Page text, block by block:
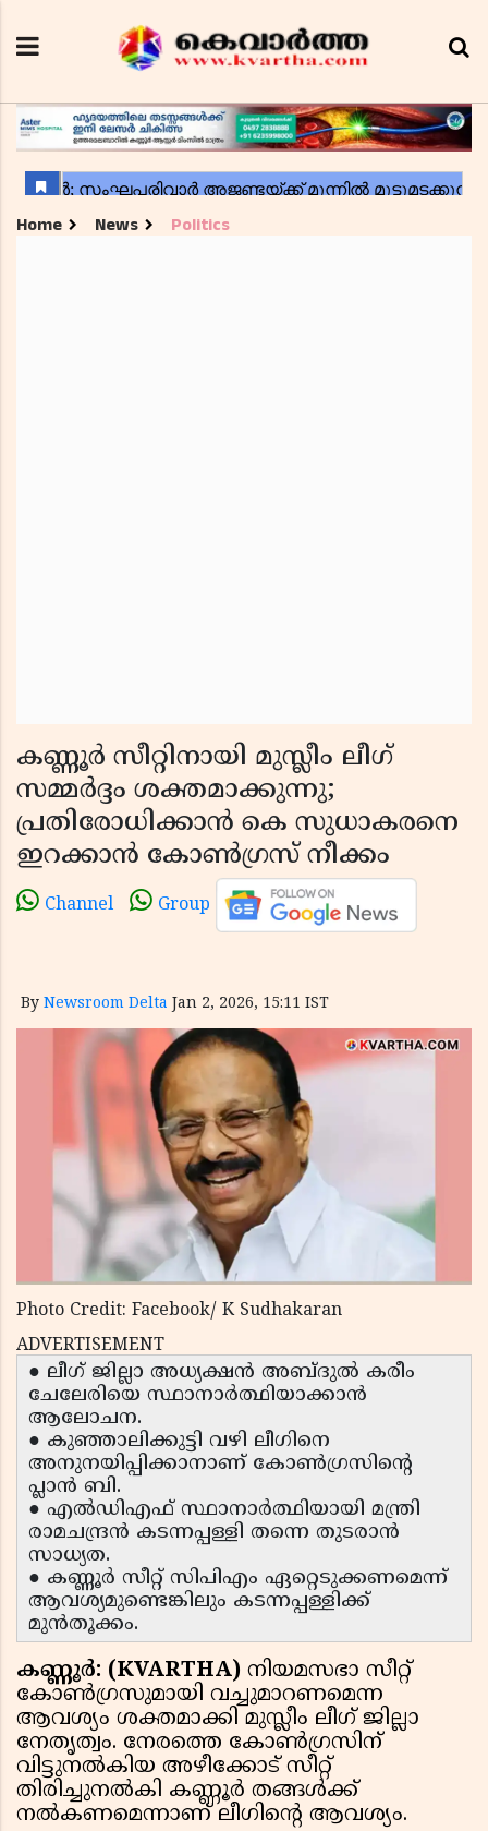
Home News Politics
കണ്ണൂർ സീറ്റിനായി മുസ്ലീം ലീഗ്
സമ്മർദ്ദം ശക്തമാക്കുന്നു;
പ്രതിരോധിക്കാൻ കെ സുധാകരനെ
ഇറക്കാൻ കോൺഗ്രസ് നീക്കം
Channel Group
By Newsroom Delta Jan 2, 2026, 15:11 IST
Photo Credit: Facebook/ K Sudhakaran
ADVERTISEMENT
● ലീഗ് ജില്ലാ അധ്യക്ഷൻ അബ്ദുൽ കരീം
ചേലേരിയെ സ്ഥാനാർത്ഥിയാക്കാൻ
ആലോചന.
● കുഞ്ഞാലിക്കുട്ടി വഴി ലീഗിനെ
അനുനയിപ്പിക്കാനാണ് കോൺഗ്രസിന്റെ
പ്ലാൻ ബി.
● എൽഡിഎഫ് സ്ഥാനാർത്ഥിയായി മന്ത്രി
രാമചന്ദ്രൻ കടന്നപ്പള്ളി തന്നെ തുടരാൻ
സാധ്യത.
● കണ്ണൂർ സീറ്റ് സിപിഎം ഏറ്റെടുക്കണമെന്ന്
ആവശ്യമുണ്ടെങ്കിലും കടന്നപ്പള്ളിക്ക്
മുൻതൂക്കം.
കണ്ണൂർ: (KVARTHA) നിയമസഭാ സീറ്റ്
കോൺഗ്രസുമായി വച്ചുമാറണമെന്ന
ആവശ്യം ശക്തമാക്കി മുസ്ലീം ലീഗ് ജില്ലാ
നേതൃത്വം. നേരത്തെ കോൺഗ്രസിന്
വിട്ടുനൽകിയ അഴീക്കോട് സീറ്റ്
തിരിച്ചുനൽകി കണ്ണൂർ തങ്ങൾക്ക്
നൽകണമെന്നാണ് ലീഗിന്റെ ആവശ്യം.